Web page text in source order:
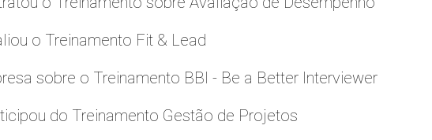
o Treinamento Fit & Lead
sobre o Treinamento BBI - Be a Better Interviewer
do Treinamento Gestão de Projetos